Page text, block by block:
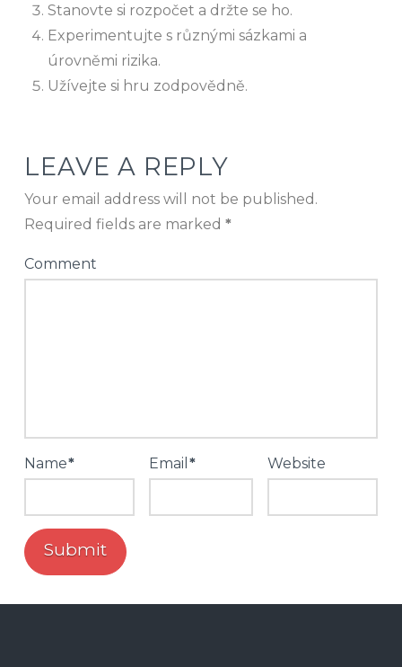
Stanovte si rozpočet a držte se ho.
Experimentujte s různými sázkami a
úrovněmi rizika.
Užívejte si hru zodpovědně.
LEAVE A REPLY
Your email address will not be published.
Required fields are marked *
Comment
Name* Email* Website